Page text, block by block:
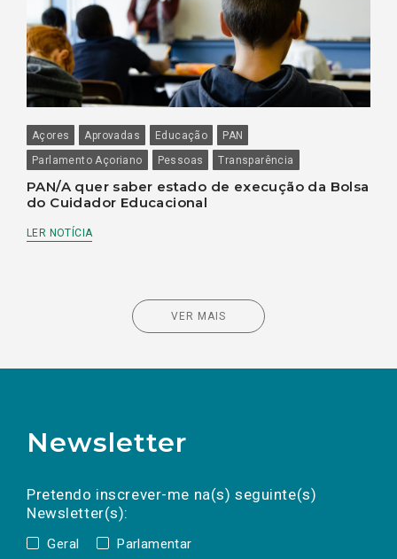
Açores Aprovadas Educação
PAN
Parlamento Açoriano
Pessoas Transparência
PAN/A quer saber estado de execução da Bolsa
do Cuidador Educacional
LER NOTÍCIA
VER MAIS
Newsletter
Pretendo inscrever-me na(s) seguinte(s)
Newsletter(s):
Geral Parlamentar
a(s) newsletter(s).
mail